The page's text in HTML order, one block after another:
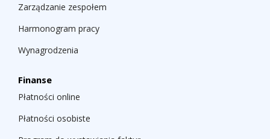
Zarządzanie zespołem
Harmonogram pracy
Wynagrodzenia
Finanse
Płatności online
Płatności osobiste